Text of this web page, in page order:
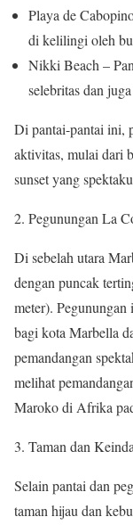
Playa de
di kelilingi oleh
Nikki Beach –
selebritas dan
Di pantai-pantai ini,
aktivitas, mulai dari
sunset yang
Pegunungan La
Di sebelah utara
dengan puncak
meter).
bagi kota Marbella
pemandangan
melihat
Maroko di Afrika
Taman dan
Selain pantai dan
taman hijau dan